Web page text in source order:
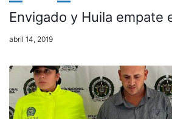
Envigado y Huila empate
abril 14, 2019